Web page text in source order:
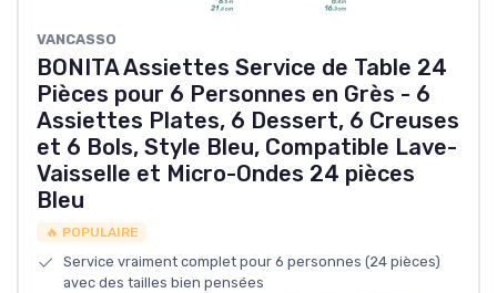
VANCASSO
BONITA Assiettes Service de Table 24
Pièces pour 6 Personnes en Grès - 6
Assiettes Plates, 6 Dessert, 6 Creuses
et 6 Bols, Style Bleu, Compatible Lave-
Vaisselle et Micro-Ondes 24 pièces
Bleu
🔥 POPULAIRE
Service vraiment complet pour 6 personnes (24 pièces)
avec des tailles bien pensées